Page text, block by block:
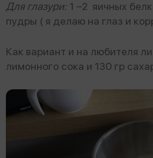
Для глазури: 1 –2 яичных
пудры ( я делаю на глаз и
Как вариант и на любителя
лимонного сока и 130 гр